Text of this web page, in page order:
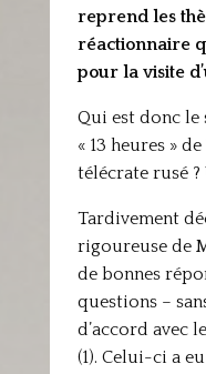
reprend les
réactionnaire
pour la visite
Qui est donc
« 13 heures »
télécrate rusé
Tardivement
rigoureuse de
de bonnes
questions –
d’accord avec
(1). Celui-ci a